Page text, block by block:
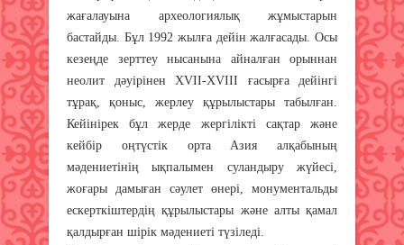
жағалауына археологиялық жұмыстарын
бастайды. Бұл 1992 жылға дейін жалғасады. Осы
кезеңде зерттеу нысанына айналған орыннан
неолит дәуірінен ХVII-ХVIII ғасырға дейінгі
тұрақ, қоныс, жерлеу құрылыстары табылған.
Кейінірек бұл жерде жергілікті сақтар және
кейбір оңтүстік орта Азия алқабының
мәдениетінің ықпалымен суландыру жүйесі,
жоғары дамыған сәулет өнері, монументальды
ескерткіштердің құрылыстары және алты қамал
қалдырған шірік мәдениеті түзіледі.